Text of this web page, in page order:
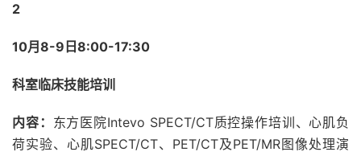
2
10月8-9日8:00-17:30
科室临床技能培训
内容： 东方医院Intevo SPECT/CT质控操作培训、心肌负
荷实验、心肌SPECT/CT、PET/CT及PET/MR图像处理演